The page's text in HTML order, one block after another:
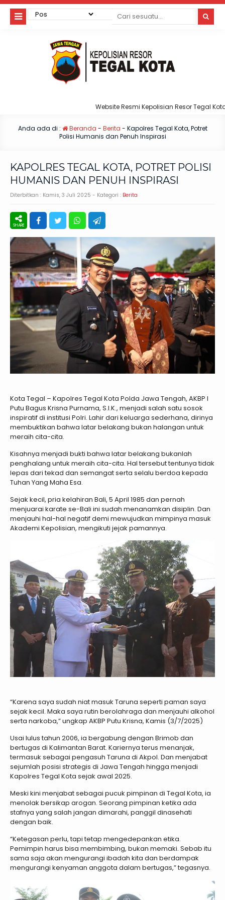
Website Resmi Kepolisian Resor Tegal Kota
Anda ada di : Beranda - Berita - Kapolres Tegal Kota, Potret
Polisi Humanis dan Penuh Inspirasi
KAPOLRES TEGAL KOTA, POTRET POLISI
HUMANIS DAN PENUH INSPIRASI
Diterbitkan : Kamis, 3 Juli 2025 - Kategori : Berita
Kota Tegal – Kapolres Tegal Kota Polda Jawa Tengah, AKBP I
Putu Bagus Krisna Purnama, S.I.K., menjadi salah satu sosok
inspiratif di institusi Polri. Lahir dari keluarga sederhana, dirinya
membuktikan bahwa latar belakang bukan halangan untuk
meraih cita-cita.
Kisahnya menjadi bukti bahwa latar belakang bukanlah
penghalang untuk meraih cita-cita. Hal tersebut tentunya tidak
lepas dari tekad dan semangat serta selalu berdoa kepada
Tuhan Yang Maha Esa.
Sejak kecil, pria kelahiran Bali, 5 April 1985 dan pernah
menjuarai karate se-Bali ini sudah menanamkan disiplin. Dan
menjauhi hal-hal negatif demi mewujudkan mimpinya masuk
Akademi Kepolisian, mengikuti jejak pamannya.
“Karena saya sudah niat masuk Taruna seperti paman saya
sejak kecil. Maka saya rutin berolahraga dan menjauhi alkohol
serta narkoba,” ungkap AKBP Putu Krisna, Kamis (3/7/2025)
Usai lulus tahun 2006, ia bergabung dengan Brimob dan
bertugas di Kalimantan Barat. Kariernya terus menanjak,
termasuk sebagai pengasuh Taruna di Akpol. Dan menjabat
sejumlah posisi strategis di Jawa Tengah hingga menjadi
Kapolres Tegal Kota sejak awal 2025.
Meski kini menjabat sebagai pucuk pimpinan di Tegal Kota, ia
menolak bersikap arogan. Seorang pimpinan ketika ada
stafnya yang salah jangan dimarahi, panggil dinasehati
dengan baik.
“Ketegasan perlu, tapi tetap mengedepankan etika.
Pemimpin harus bisa membimbing, bukan memaki. Sebab itu
sama saja akan mengurangi ibadah kita dan berdampak
mengurangi kenyaman anggota dalam bertugas,” tegasnya.